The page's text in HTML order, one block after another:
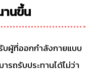
านขึ้น
บผู้ที่ออกกำลังกายแบบ
รถรับประทานได้ไม่ว่า